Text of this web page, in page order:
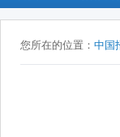
您所在的位置： 中国